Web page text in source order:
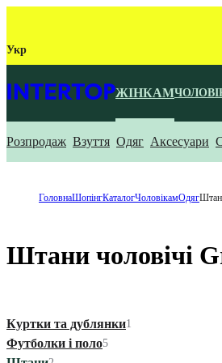
Укр
ЖІНКАМ
Розпродаж Взуття Одяг Аксесуари
ГоловнаШопінгКаталогЧоловікамОдяг
Штани чоловічі
Куртки та дублянки1
Футболки і поло5